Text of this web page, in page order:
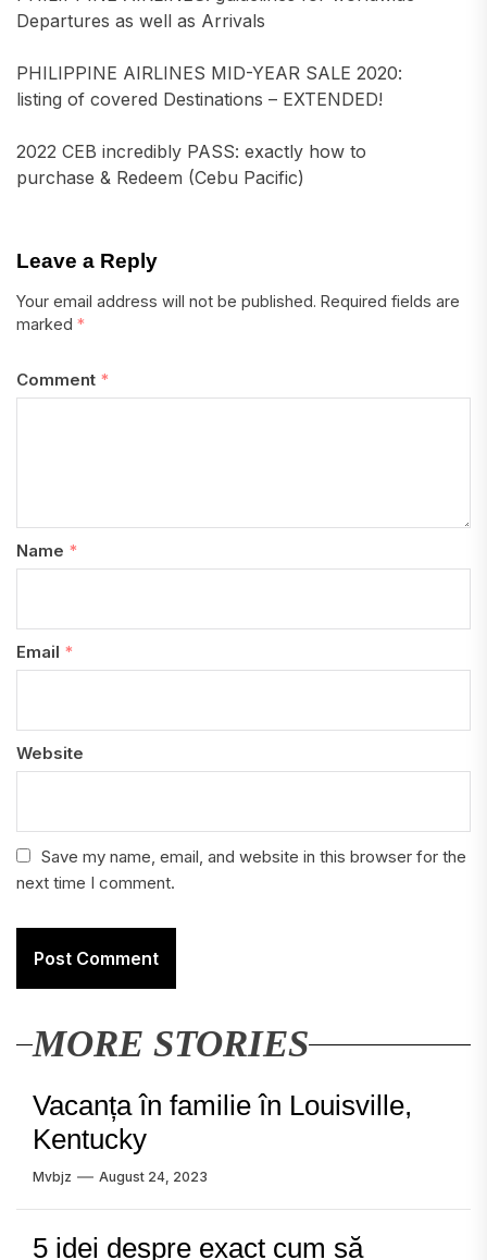
Departures as well as Arrivals
PHILIPPINE AIRLINES MID-YEAR SALE 2020:
listing of covered Destinations – EXTENDED!
2022 CEB incredibly PASS: exactly how to
purchase & Redeem (Cebu Pacific)
Leave a Reply
Your email address will not be published. Required fields are
marked *
Comment *
Name *
Email *
Website
Save my name, email, and website in this browser for the
next time I comment.
MORE STORIES
Vacanța în familie în Louisville,
Kentucky
Mvbjz August 24, 2023
5 idei despre exact cum să